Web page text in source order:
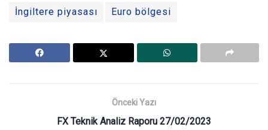
İngiltere piyasası Euro bölgesi
Önceki Yazı
FX Teknik Analiz Raporu 27/02/2023